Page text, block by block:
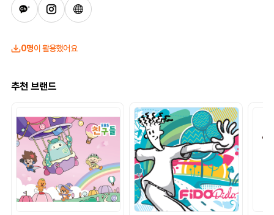
0명이 활용했어요
추천 브랜드